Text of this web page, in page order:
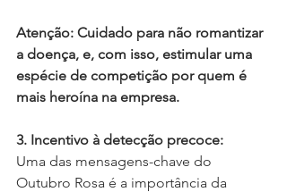
Atenção: Cuidado para não romantizar
a doença, e, com isso, estimular uma
espécie de competição por quem é
mais heroína na empresa.
3. Incentivo à detecção precoce:
Uma das mensagens-chave do
Outubro Rosa é a importância da